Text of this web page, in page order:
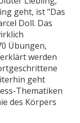
geht, ist "Das
Doll. Das
Übungen,
werden
geht
Thematiken
des Körpers